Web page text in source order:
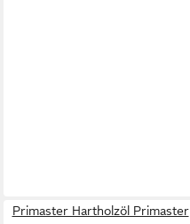
Primaster Hartholzöl Primaster